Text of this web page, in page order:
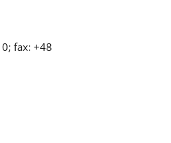
fax: +48